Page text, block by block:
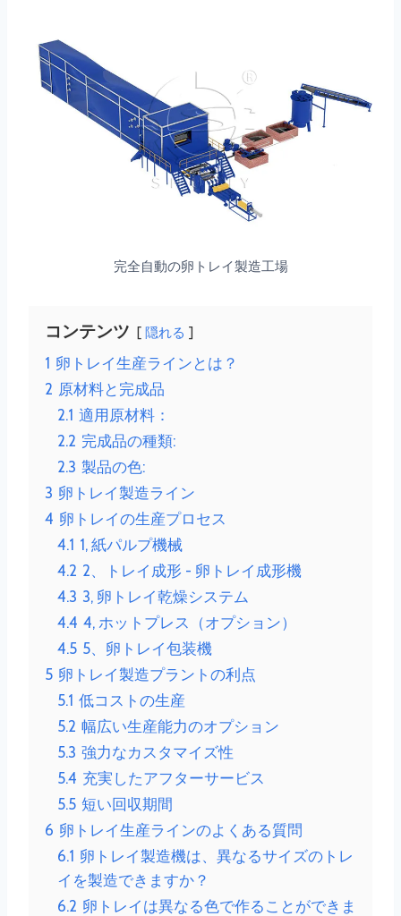
完全自動の卵トレイ製造工場
コンテンツ 隠れる
1 卵トレイ生産ラインとは？
2 原材料と完成品
2.1 適用原材料：
2.2 完成品の種類:
2.3 製品の色:
3 卵トレイ製造ライン
4 卵トレイの生産プロセス
4.1 1, 紙パルプ機械
4.2 2、トレイ成形 - 卵トレイ成形機
4.3 3, 卵トレイ乾燥システム
4.4 4, ホットプレス（オプション）
4.5 5、卵トレイ包装機
5 卵トレイ製造プラントの利点
5.1 低コストの生産
5.2 幅広い生産能力のオプション
5.3 強力なカスタマイズ性
5.4 充実したアフターサービス
5.5 短い回収期間
6 卵トレイ生産ラインのよくある質問
6.1 卵トレイ製造機は、異なるサイズのトレ
イを製造できますか？
6.2 卵トレイは異なる色で作ることができま